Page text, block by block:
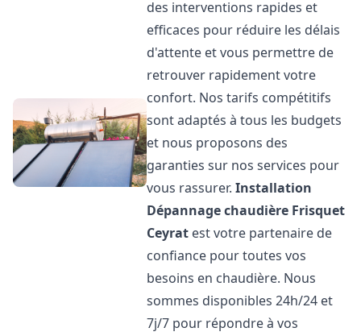
des interventions rapides et
efficaces pour réduire les délais
d'attente et vous permettre de
retrouver rapidement votre
confort. Nos tarifs compétitifs
sont adaptés à tous les budgets
et nous proposons des
garanties sur nos services pour
vous rassurer.Installation
Dépannage chaudière Frisquet
Ceyrat est votre partenaire de
confiance pour toutes vos
besoins en chaudière. Nous
sommes disponibles 24h/24 et
7j/7 pour répondre à vos